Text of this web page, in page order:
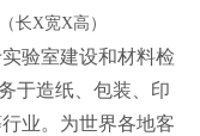
（长X宽X高）
验室建设和材料检
于造纸、包装、印
业。为世界各地客